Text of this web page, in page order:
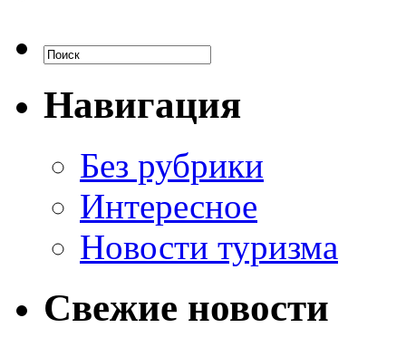
Навигация
Без рубрики
Интересное
Новости туризма
Свежие новости